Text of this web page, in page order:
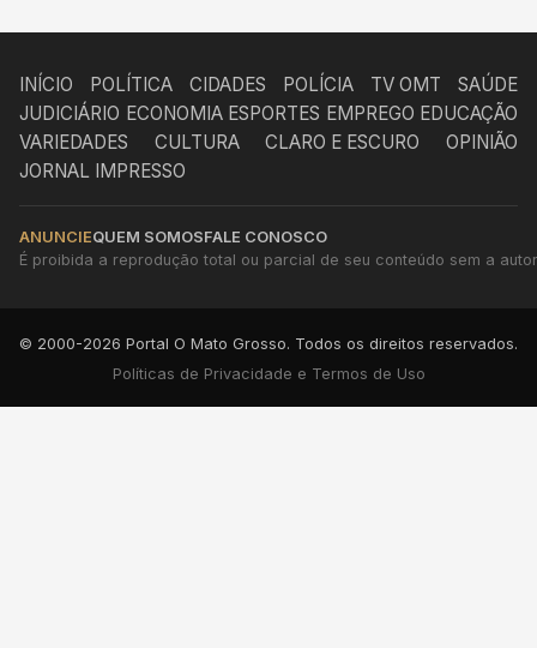
INÍCIO POLÍTICA CIDADES POLÍCIA TV OMT
SAÚDE
JUDICIÁRIO ECONOMIA ESPORTES EMPREGO EDUCAÇÃO
VARIEDADES
CULTURA CLARO E ESCURO
OPINIÃO
JORNAL IMPRESSO
ANUNCIEQUEM SOMOSFALE CONOSCO
É proibida a reprodução total ou parcial de seu conteúdo sem a
© 2000-2026 Portal O Mato Grosso. Todos os direitos reservados.
Políticas de Privacidade e Termos de Uso